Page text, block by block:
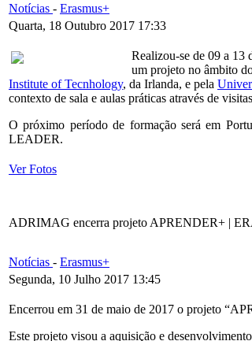
Notícias - Erasmus+
Quarta, 18 Outubro 2017 17:33
Realizou-se de 09 a 13
um projeto no âmbito
Institute of Tecnhology, da Irlanda, e pela
contexto de sala e aulas práticas através de
O próximo período de formação será em
LEADER.
Ver Fotos
ADRIMAG encerra projeto APRENDER+ |
Notícias - Erasmus+
Segunda, 10 Julho 2017 13:45
Encerrou em 31 de maio de 2017 o projeto
Este projeto visou a aquisição e